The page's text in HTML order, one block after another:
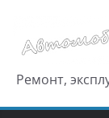
содержимому
Ремонт,